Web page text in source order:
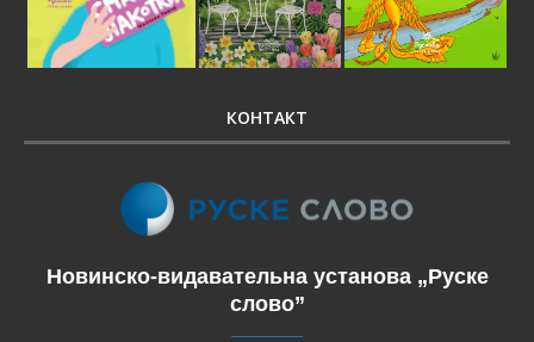
КОНТАКТ
Новинско-видавательна установа „Руске
слово”